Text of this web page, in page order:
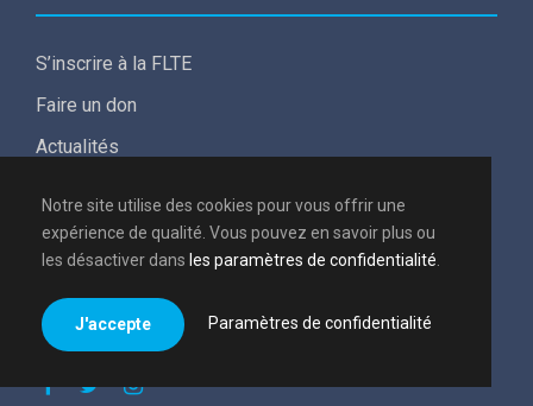
S’inscrire à la FLTE
Faire un don
Actualités
Conditions de participation aux frais d’études
Politique de confidentialité
Tous droits réservés 2021, FLTE
Notre site utilise des cookies pour vous offrir une
expérience de qualité. Vous pouvez en savoir plus ou
les désactiver dans les paramètres de confidentialité
J'accepte Paramètres de confidentialité